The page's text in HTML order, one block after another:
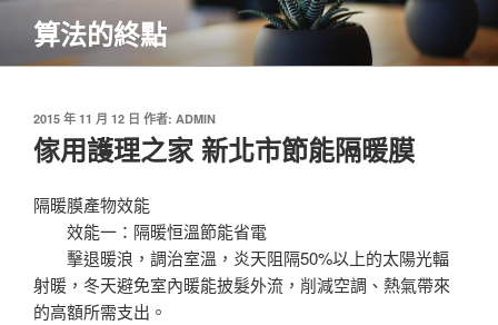
主
算法的終點
發
佈
於
2015 年 11 月 12 日 作者: ADMIN
傢用護理之家 新北市節能隔暖膜
隔暖膜產物效能
效能一：隔暖恒溫節能省電
擊退暖浪，調治室溫，炎天阻隔50%以上的太陽光輻
射暖，冬天避免室內暖能披髮外流，削減空調、熱氣帶來
的高額所需支出。